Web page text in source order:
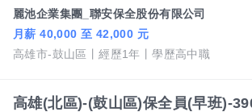
麗池企業集團_聯安保全股份有限公司
月薪 40,000 至 42,000 元
高雄市-鼓山區
經歷1年 學歷高中職